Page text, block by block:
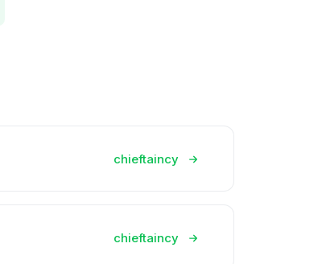
chieftaincy
chieftaincy